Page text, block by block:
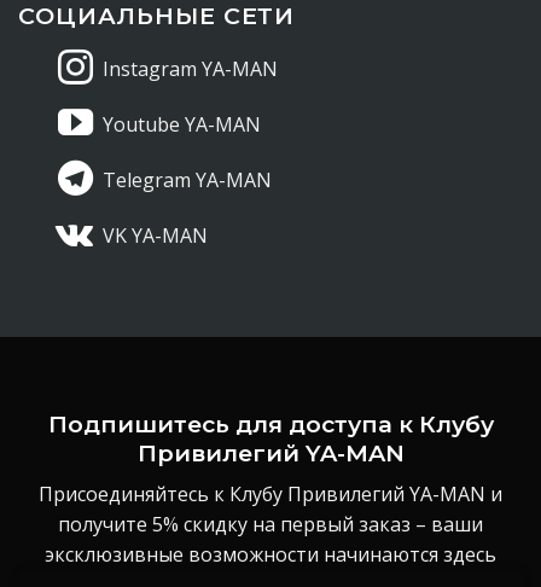
СОЦИАЛЬНЫЕ СЕТИ
Instagram YA-MAN
Youtube YA-MAN
Telegram YA-MAN
VK YA-MAN
Подпишитесь для доступа к Клубу
Привилегий YA-MAN
Присоединяйтесь к Клубу Привилегий YA-MAN и
получите 5% скидку на первый заказ – ваши
эксклюзивные возможности начинаются здесь